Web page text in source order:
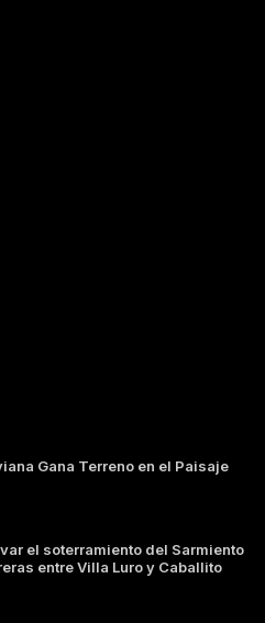
Gana Terreno en el Paisaje
el soterramiento del Sarmiento
entre Villa Luro y Caballito